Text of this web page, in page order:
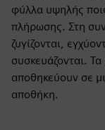
φύλλα υψηλής
πλήρωσης. Στη
ζυγίζονται,
συσκευάζονται. Τα
αποθηκεύουν σε
αποθήκη.